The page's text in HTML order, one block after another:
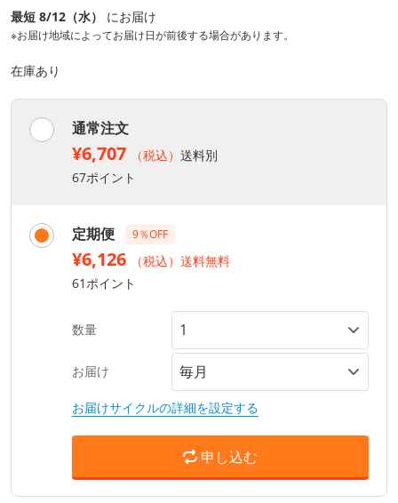
最短 8/12（水） にお届け
※お届け地域によってお届け日が前後する場合があります。
在庫あり
通常注文
¥6,707 （税込） 送料別
67ポイント
定期便 9％OFF
¥6,126
（税込）送料無料
61ポイント
数量
お届け
お届けサイクルの詳細を設定する
申し込む